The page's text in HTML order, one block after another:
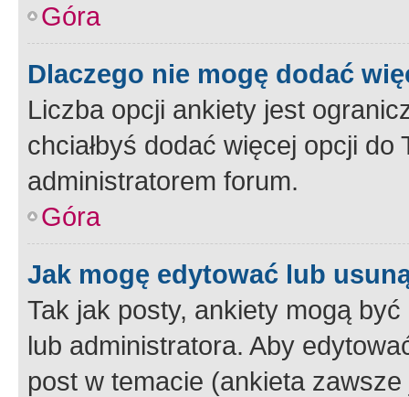
Góra
Dlaczego nie mogę dodać
Liczba opcji ankiety jest
chciałbyś dodać więcej opcji
administratorem forum.
Góra
Jak mogę edytować lub
Tak jak posty, ankiety mogą
lub administratora. Aby
post w temacie (ankieta